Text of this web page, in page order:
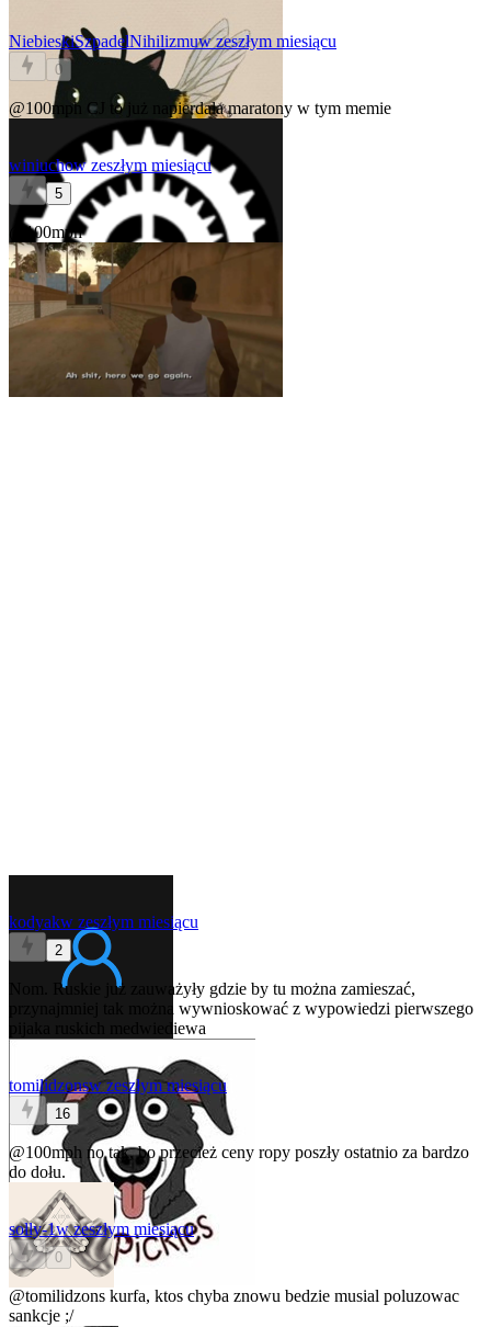
NiebieskiSzpadelNihilizmuw zeszłym miesiącu
0
@100mph CJ to już napierdala maratony w tym memie
winiuchow zeszłym miesiącu
5
@100mph
kodyakw zeszłym miesiącu
2
Nom. Ruskie już zauważyły gdzie by tu można zamieszać,
przynajmniej tak można wywnioskować z wypowiedzi pierwszego
pijaka ruskich medwiediewa
tomilidzonsw zeszłym miesiącu
16
@100mph no tak, bo przecież ceny ropy poszły ostatnio za bardzo
do dołu.
solly-1w zeszłym miesiącu
0
@tomilidzons kurfa, ktos chyba znowu bedzie musial poluzowac
sankcje ;/